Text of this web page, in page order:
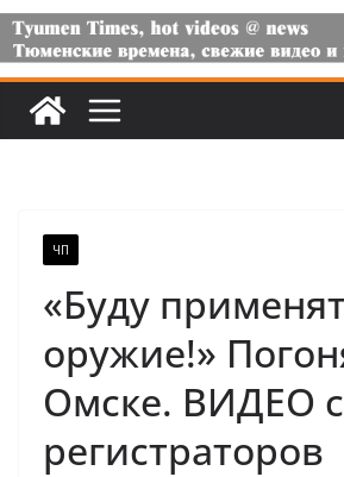
ЧП
«Буду
оружие!»
Омске. ВИДЕО
регистраторов